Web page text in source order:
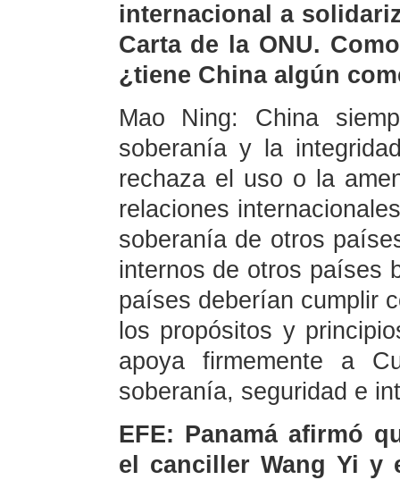
internacional a
Carta de la ONU.
¿tiene China algún
Mao Ning: China
soberanía y la
rechaza el uso o la
relaciones
soberanía de otros
internos de otros países
países deberían cumplir
los propósitos y
apoya firmemente a
soberanía, seguridad e
EFE: Panamá afirmó
el canciller Wang Yi y